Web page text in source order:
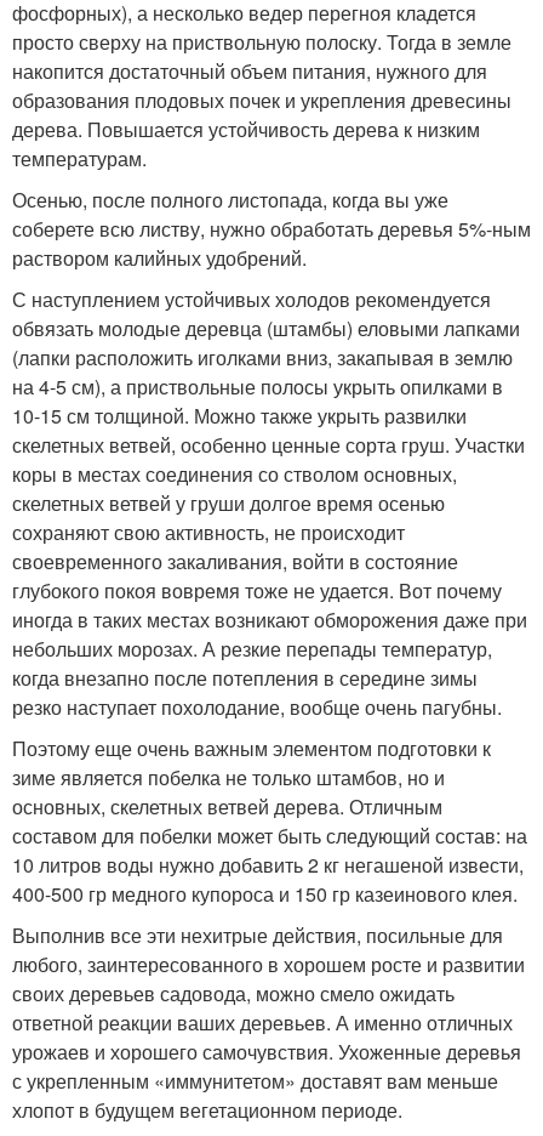
фосфорных), а несколько ведер перегноя кладется
просто сверху на приствольную полоску. Тогда в земле
накопится достаточный объем питания, нужного для
образования плодовых почек и укрепления древесины
дерева. Повышается устойчивость дерева к низким
температурам.
Осенью, после полного листопада, когда вы уже
соберете всю листву, нужно обработать деревья 5%-ным
раствором калийных удобрений.
С наступлением устойчивых холодов рекомендуется
обвязать молодые деревца (штамбы) еловыми лапками
(лапки расположить иголками вниз, закапывая в землю
на 4-5 см), а приствольные полосы укрыть опилками в
10-15 см толщиной. Можно также укрыть развилки
скелетных ветвей, особенно ценные сорта груш. Участки
коры в местах соединения со стволом основных,
скелетных ветвей у груши долгое время осенью
сохраняют свою активность, не происходит
своевременного закаливания, войти в состояние
глубокого покоя вовремя тоже не удается. Вот почему
иногда в таких местах возникают обморожения даже при
небольших морозах. А резкие перепады температур,
когда внезапно после потепления в середине зимы
резко наступает похолодание, вообще очень пагубны.
Поэтому еще очень важным элементом подготовки к
зиме является побелка не только штамбов, но и
основных, скелетных ветвей дерева. Отличным
составом для побелки может быть следующий состав: на
10 литров воды нужно добавить 2 кг негашеной извести,
400-500 гр медного купороса и 150 гр казеинового клея.
Выполнив все эти нехитрые действия, посильные для
любого, заинтересованного в хорошем росте и развитии
своих деревьев садовода, можно смело ожидать
ответной реакции ваших деревьев. А именно отличных
урожаев и хорошего самочувствия. Ухоженные деревья
с укрепленным «иммунитетом» доставят вам меньше
хлопот в будущем вегетационном периоде.